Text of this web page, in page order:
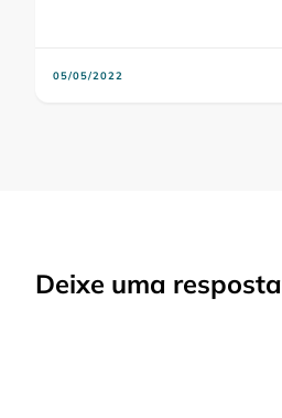
05/05/2022
Deixe uma resposta